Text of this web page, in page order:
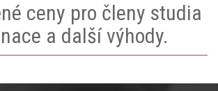
ceny pro členy studia
a další výhody.